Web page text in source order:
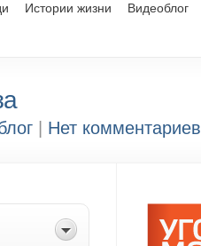
Истории жизни Видеоблог
Нет комментариев